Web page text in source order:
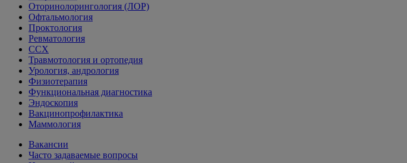
Оторинолорингология (ЛОР)
Офтальмология
Проктология
Ревматология
ССХ
Травмотология и ортопедия
Урология, андрология
Физиотерапия
Функциональная диагностика
Эндоскопия
Вакцинопрофилактика
Маммология
Вакансии
Часто задаваемые вопросы